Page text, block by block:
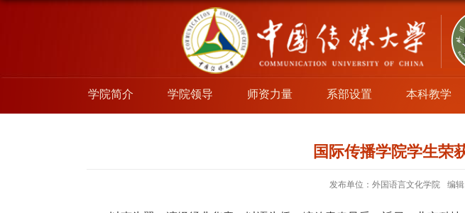
学院简介 学院领导 师资力量 系部设置 本科教学
国际传播学院学生荣
发布单位：外国语言文化学院 编辑